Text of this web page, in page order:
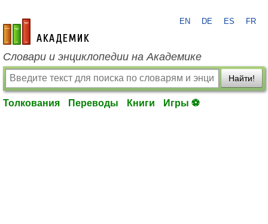
academic.ru
EN DE ES FR
Словари и энциклопедии на Академике
Найти!
Толкования Переводы Книги Игры ⚽